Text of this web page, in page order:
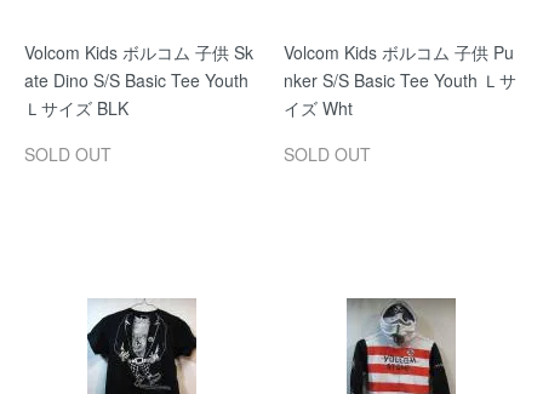
Volcom Kids ボルコム 子供 Sk
ate Dino S/S Basic Tee Youth
Ｌサイズ BLK
SOLD OUT
Volcom Kids ボルコム 子供 Pu
nker S/S Basic Tee Youth Ｌサ
イズ Wht
SOLD OUT